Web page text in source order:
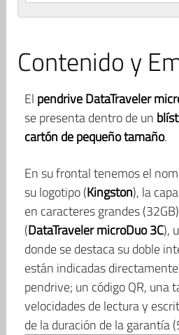
Contenido y
El pendrive DataTraveler
se presenta dentro de un
cartón de pequeño tamaño.
En su frontal tenemos el
su logotipo (Kingston), la
en caracteres grandes
(DataTraveler microDuo 3C),
donde se destaca su doble
están indicadas
pendrive; un código QR, una
velocidades de lectura y
de la duración de la garantía